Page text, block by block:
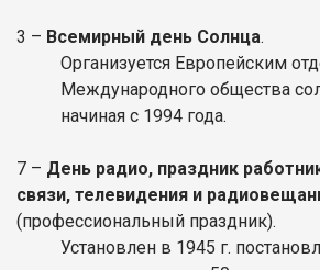
3 – Всемирный день Солнца.
Организуется Европейским
Международного общества
начиная с 1994 года.
7 – День радио, праздник
связи, телевидения и
(профессиональный праздник).
Установлен в 1945 г.